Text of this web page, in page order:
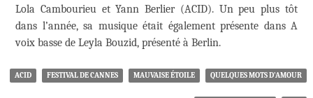
Lola Cambourieu et Yann Berlier (ACID). Un peu plus tôt
dans l’année, sa musique était également présente dans A
voix basse de Leyla Bouzid, présenté à Berlin.
ACID FESTIVAL DE CANNES MAUVAISE ÉTOILE QUELQUES MOTS D’AMOUR